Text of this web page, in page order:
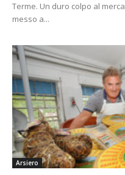
Terme. Un duro colpo al
messo a...
Arsiero